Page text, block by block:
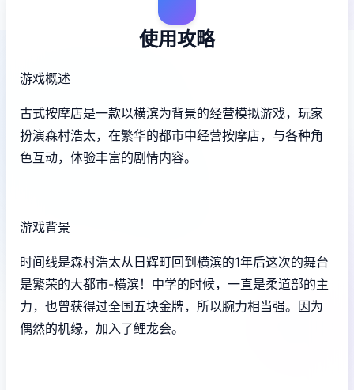
使用攻略
游戏概述
古式按摩店是一款以横滨为背景的经营模拟游戏，玩家
扮演森村浩太，在繁华的都市中经营按摩店，与各种角
色互动，体验丰富的剧情内容。
游戏背景
时间线是森村浩太从日辉町回到横滨的1年后这次的舞台
是繁荣的大都市-横滨！中学的时候，一直是柔道部的主
力，也曾获得过全国五块金牌，所以腕力相当强。因为
偶然的机缘，加入了鲤龙会。